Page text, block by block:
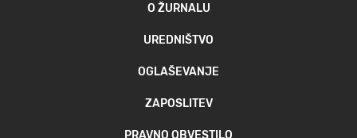
O ŽURNALU
UREDNIŠTVO
OGLAŠEVANJE
ZAPOSLITEV
PRAVNO OBVESTILO